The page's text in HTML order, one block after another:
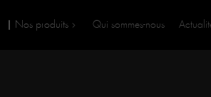
Nos produits Qui sommes-nous